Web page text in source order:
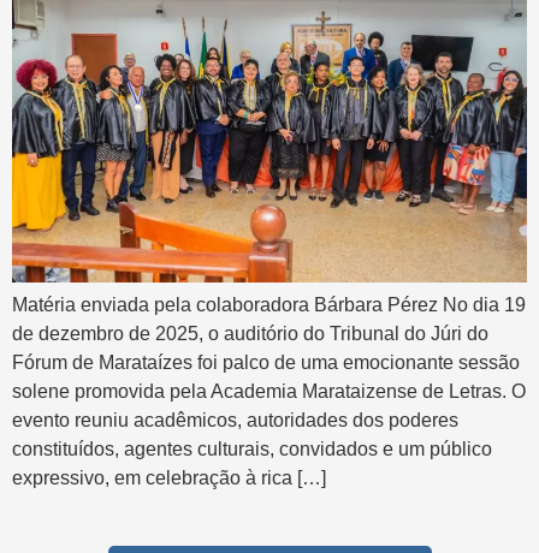
Matéria enviada pela colaboradora Bárbara Pérez No dia 19
de dezembro de 2025, o auditório do Tribunal do Júri do
Fórum de Marataízes foi palco de uma emocionante sessão
solene promovida pela Academia Marataizense de Letras. O
evento reuniu acadêmicos, autoridades dos poderes
constituídos, agentes culturais, convidados e um público
expressivo, em celebração à rica […]